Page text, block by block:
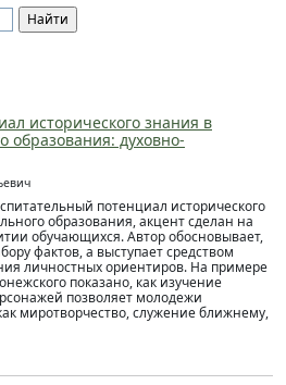
исторического знания в
образования: духовно-
потенциал исторического
образования, акцент сделан на
обучающихся. Автор обосновывает,
фактов, а выступает средством
личностных ориентиров. На примере
показано, как изучение
позволяет молодежи
миротворчество, служение ближнему,